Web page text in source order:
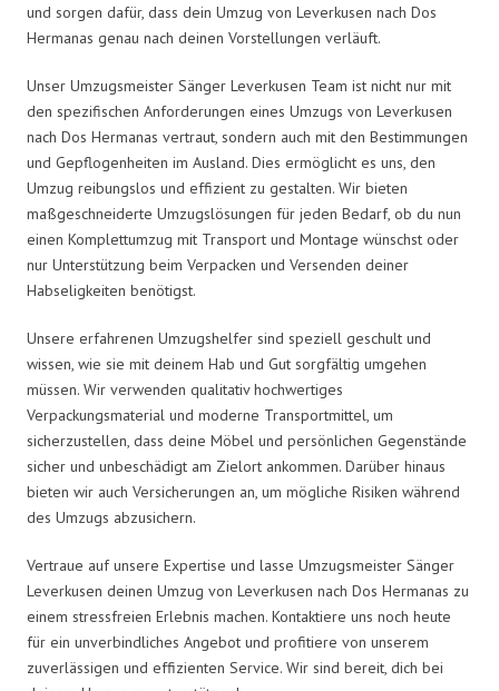
und sorgen dafür, dass dein Umzug von Leverkusen nach Dos
Hermanas genau nach deinen Vorstellungen verläuft.
Unser Umzugsmeister Sänger Leverkusen Team ist nicht nur mit
den spezifischen Anforderungen eines Umzugs von Leverkusen
nach Dos Hermanas vertraut, sondern auch mit den Bestimmungen
und Gepflogenheiten im Ausland. Dies ermöglicht es uns, den
Umzug reibungslos und effizient zu gestalten. Wir bieten
maßgeschneiderte Umzugslösungen für jeden Bedarf, ob du nun
einen Komplettumzug mit Transport und Montage wünschst oder
nur Unterstützung beim Verpacken und Versenden deiner
Habseligkeiten benötigst.
Unsere erfahrenen Umzugshelfer sind speziell geschult und
wissen, wie sie mit deinem Hab und Gut sorgfältig umgehen
müssen. Wir verwenden qualitativ hochwertiges
Verpackungsmaterial und moderne Transportmittel, um
sicherzustellen, dass deine Möbel und persönlichen Gegenstände
sicher und unbeschädigt am Zielort ankommen. Darüber hinaus
bieten wir auch Versicherungen an, um mögliche Risiken während
des Umzugs abzusichern.
Vertraue auf unsere Expertise und lasse Umzugsmeister Sänger
Leverkusen deinen Umzug von Leverkusen nach Dos Hermanas zu
einem stressfreien Erlebnis machen. Kontaktiere uns noch heute
für ein unverbindliches Angebot und profitiere von unserem
zuverlässigen und effizienten Service. Wir sind bereit, dich bei